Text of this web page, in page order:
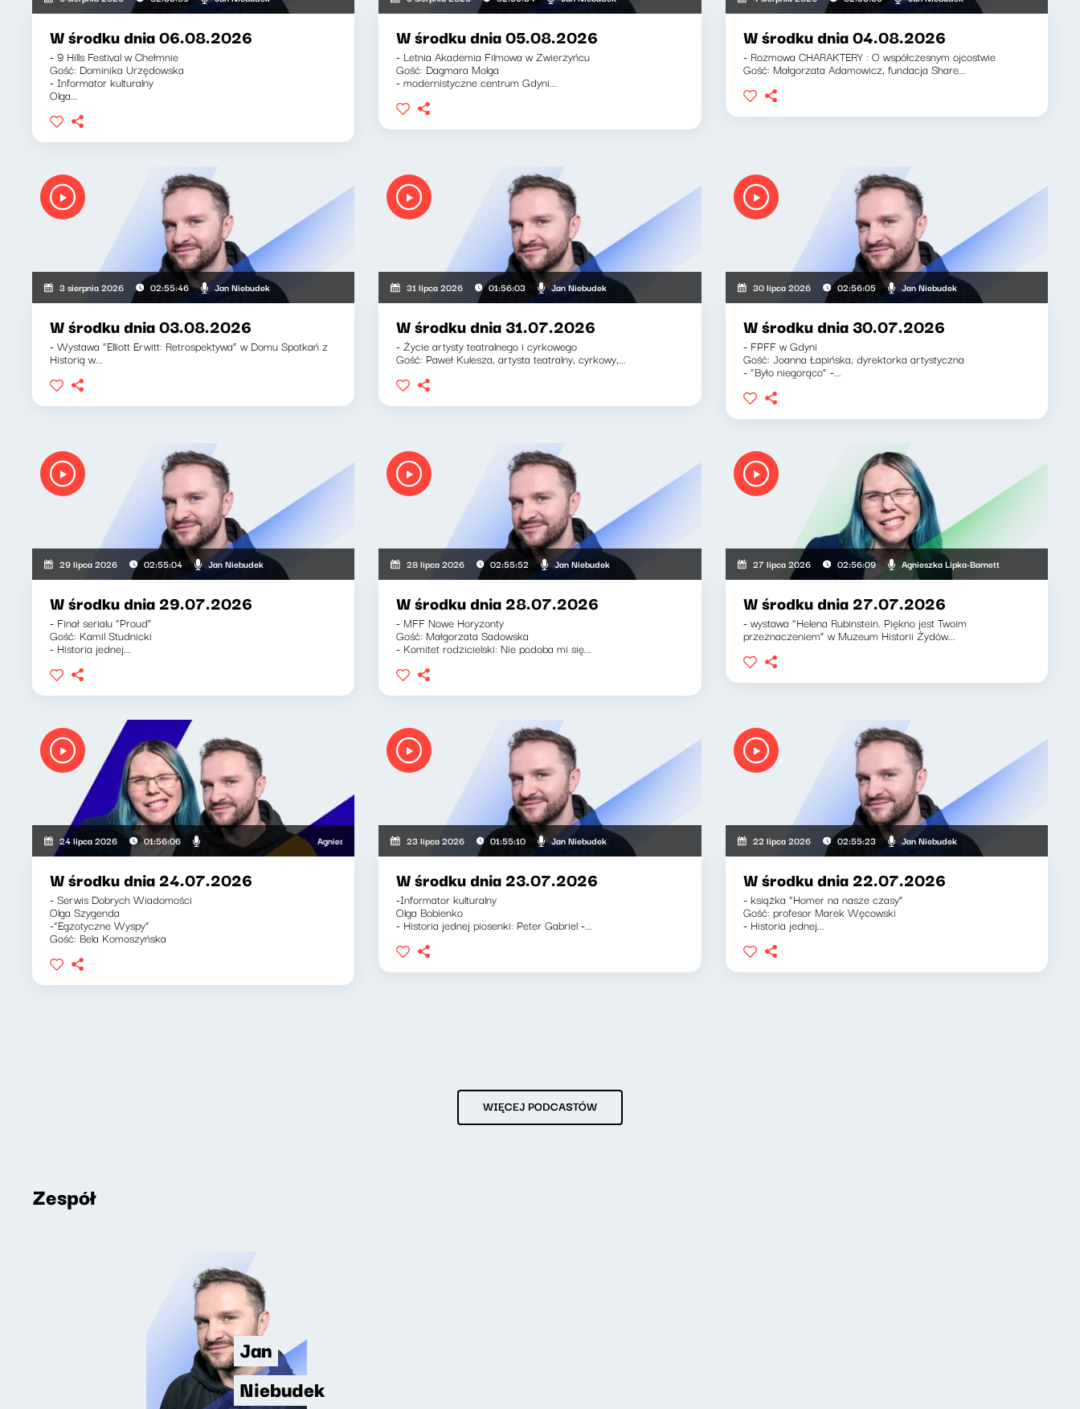
W środku dnia 06.08.2026
- 9 Hills Festival w Chełmnie
Gość: Dominika Urzędowska
- Informator kulturalny
Olga...
W środku dnia 05.08.2026
- Letnia Akademia Filmowa w Zwierzyńcu
Gość: Dagmara Molga
- modernistyczne centrum Gdyni...
W środku dnia 04.08.2026
- Rozmowa CHARAKTERY : O współczesnym ojcostwie
Gość: Małgorzata Adamowicz, fundacja Share...
3 sierpnia 2026 02:55:46 Jan Niebudek
W środku dnia 03.08.2026
- Wystawa “Elliott Erwitt: Retrospektywa” w Domu Spotkań z
Historią w...
31 lipca 2026 01:56:03 Jan Niebudek
W środku dnia 31.07.2026
- Życie artysty teatralnego i cyrkowego
Gość: Paweł Kulesza, artysta teatralny, cyrkowy,...
30 lipca 2026 02:56:05 Jan Niebudek
W środku dnia 30.07.2026
- FPFF w Gdyni
Gość: Joanna Łapińska, dyrektorka artystyczna
- “Było niegorąco” -...
29 lipca 2026 02:55:04 Jan Niebudek
W środku dnia 29.07.2026
- Finał serialu “Proud”
Gość: Kamil Studnicki
- Historia jednej...
28 lipca 2026 02:55:52 Jan Niebudek
W środku dnia 28.07.2026
- MFF Nowe Horyzonty
Gość: Małgorzata Sadowska
- Komitet rodzicielski: Nie podoba mi się...
27 lipca 2026 02:56:09 Agnieszka Lipka-Barnett
W środku dnia 27.07.2026
- wystawa “Helena Rubinstein. Piękno jest Twoim
przeznaczeniem” w Muzeum Historii Żydów...
24 lipca 2026 01:56:06 Agnieszka Lipka-Barnett, Jan Niebudek
W środku dnia 24.07.2026
- Serwis Dobrych Wiadomości
Olga Szygenda
-“Egzotyczne Wyspy”
Gość: Bela Komoszyńska
23 lipca 2026 01:55:10 Jan Niebudek
W środku dnia 23.07.2026
-Informator kulturalny
Olga Bobienko
- Historia jednej piosenki: Peter Gabriel -...
22 lipca 2026 02:55:23 Jan Niebudek
W środku dnia 22.07.2026
- książka “Homer na nasze czasy”
Gość: profesor Marek Węcowski
- Historia jednej...
WIĘCEJ PODCASTÓW
Zespół
Jan
Niebudek